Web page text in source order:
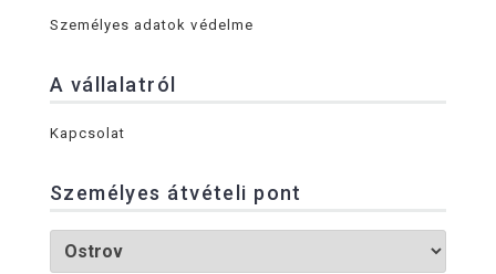
Személyes adatok védelme
A vállalatról
Kapcsolat
Személyes átvételi pont